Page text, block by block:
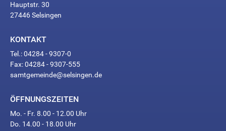
Hauptstr. 30
27446 Selsingen
KONTAKT
Tel.: 04284 - 9307-0
Fax: 04284 - 9307-555
samtgemeinde@selsingen.de
ÖFFNUNGSZEITEN
Mo. - Fr. 8.00 - 12.00 Uhr
Do. 14.00 - 18.00 Uhr